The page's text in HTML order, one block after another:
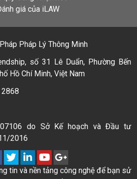
giá của iLAW
Pháp Lý Thông Minh
số 31 Lê Duẩn, Phường Bến
Hồ Chí Minh, Việt Nam
do Sở Kế hoạch và Đầu tư
2016
tin và nền tảng công nghệ để bạn sử